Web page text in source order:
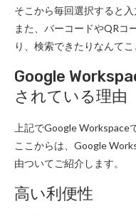
そこから毎回選択すると入
また、バーコードやQRコ
り、検索できたりなんてこ
Google
されている理由
上記でGoogle Workspace
ここからは、Google
由ついてご紹介します。
高い利便性